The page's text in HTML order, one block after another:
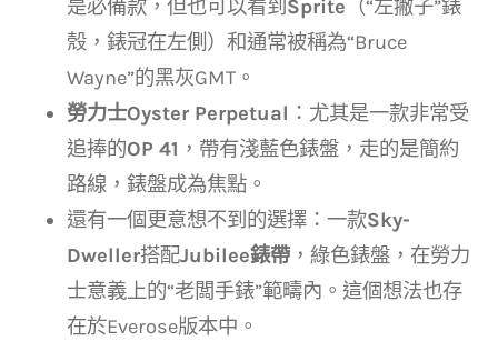
是必備款，但也可以看到Sprite （“左撇子”錶
殼，錶冠在左側）和通常被稱為“Bruce
Wayne”的黑灰GMT。
勞力士Oyster Perpetual ：尤其是一款非常受
追捧的OP 41 ，帶有淺藍色錶盤，走的是簡約
路線，錶盤成為焦點。
還有一個更意想不到的選擇：一款Sky-
Dweller搭配Jubilee錶帶 ，綠色錶盤，在勞力
士意義上的“老闆手錶”範疇內。這個想法也存
在於Everose版本中。